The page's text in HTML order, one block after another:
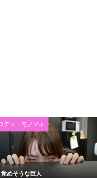
ディ・モノマネ
覚めそうな巨人